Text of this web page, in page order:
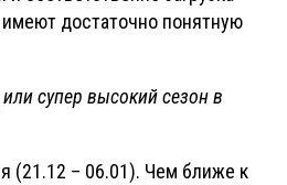
достаточно понятную
супер высокий сезон в
(21.12 – 06.01). Чем ближе к